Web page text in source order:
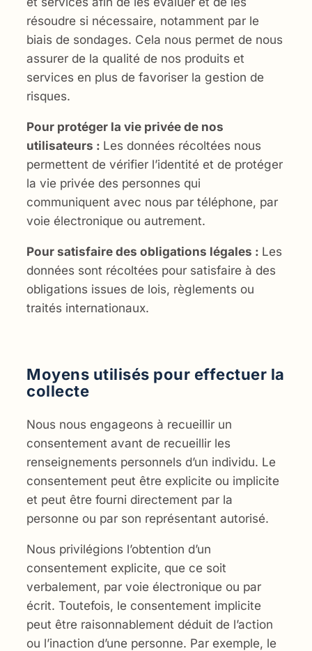
résoudre si nécessaire, notamment par le
biais de sondages. Cela nous permet de nous
assurer de la qualité de nos produits et
services en plus de favoriser la gestion de
risques.
Pour protéger la vie privée de nos
utilisateurs : Les données récoltées nous
permettent de vérifier l’identité et de protéger
la vie privée des personnes qui
communiquent avec nous par téléphone, par
voie électronique ou autrement.
Pour satisfaire des obligations légales : Les
données sont récoltées pour satisfaire à des
obligations issues de lois, règlements ou
traités internationaux.
Moyens utilisés pour effectuer la
collecte
Nous nous engageons à recueillir un
consentement avant de recueillir les
renseignements personnels d’un individu. Le
consentement peut être explicite ou implicite
et peut être fourni directement par la
personne ou par son représentant autorisé.
Nous privilégions l’obtention d’un
consentement explicite, que ce soit
verbalement, par voie électronique ou par
écrit. Toutefois, le consentement implicite
peut être raisonnablement déduit de l’action
ou l’inaction d’une personne. Par exemple, le